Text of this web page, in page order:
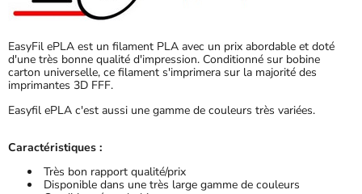
EasyFil ePLA est un filament PLA avec un prix abordable et doté
d'une très bonne qualité d'impression. Conditionné sur bobine
carton universelle, ce filament s'imprimera sur la majorité des
imprimantes 3D FFF.
Easyfil ePLA c'est aussi une gamme de couleurs très variées.
Caractéristiques :
Très bon rapport qualité/prix
Disponible dans une très large gamme de couleurs